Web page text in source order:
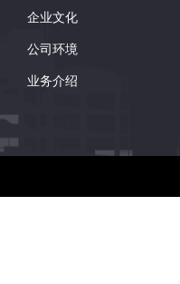
企业文化
公司环境
业务介绍